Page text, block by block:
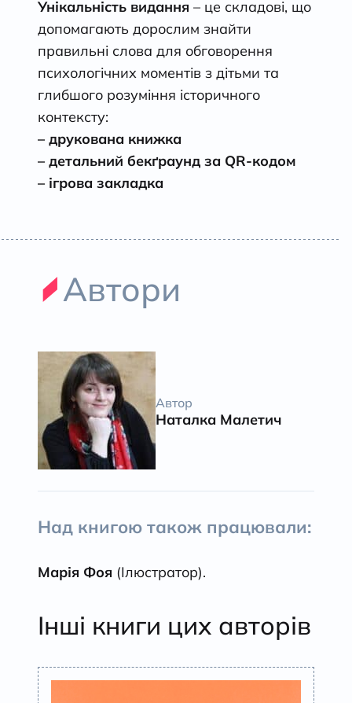
Унікальність видання – це складові, що
допомагають дорослим знайти
правильні слова для обговорення
психологічних моментів з дітьми та
глибшого розуміння історичного
контексту:
– друкована книжка
– детальний бекґраунд за QR-кодом
– ігрова закладка
Автори
Автор
Наталка Малетич
Над книгою також працювали:
Марія Фоя (Ілюстратор).
Інші книги цих авторів